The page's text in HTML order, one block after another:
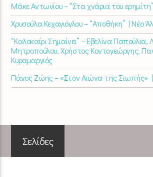
Μάκε Αντωνίου – “Στα χνάρια του
Χρυσούλα Κεχαγιόγλου – “Αποθήκη” | Νέο
“Καλοκαίρι Σημαίνει” – Εβελίνα Παπούλια,
Μητροπούλου, Χρήστος Κοντογεώργης,
Κυραμαργιός
Πάνος Ζώης – «Στον Αιώνα της Σιωπής» |
Σελίδες